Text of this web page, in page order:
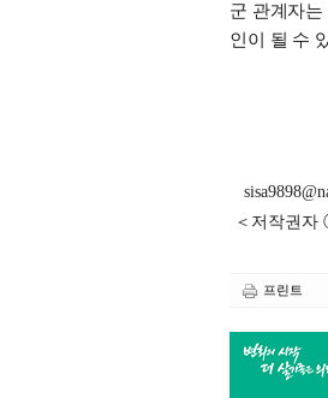
군 관계자는
인이 될 수
＜저작권자
프린트